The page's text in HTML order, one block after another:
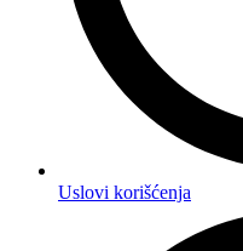
Uslovi korišćenja